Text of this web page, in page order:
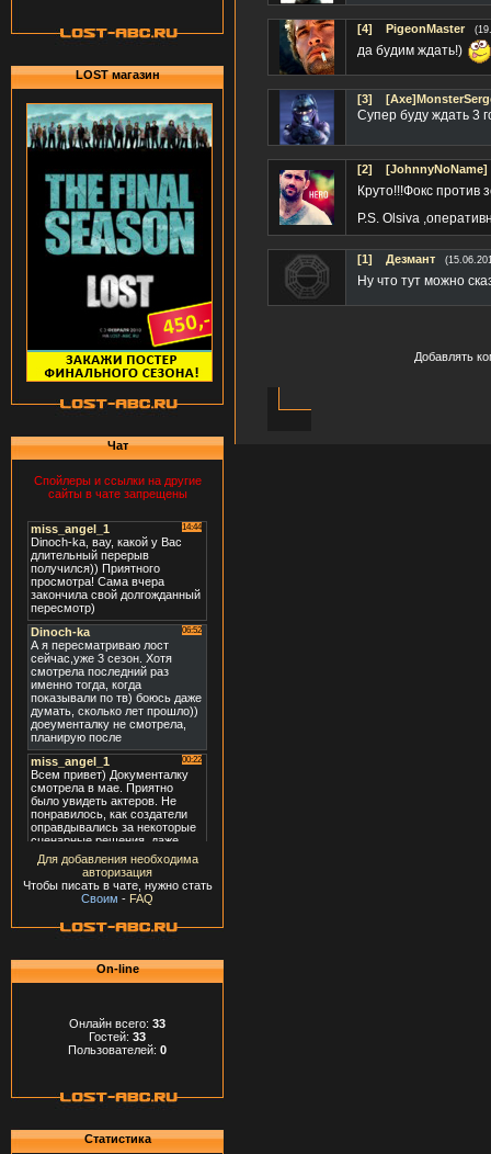
LOST магазин
Чат
Спойлеры и ссылки на другие
сайты в чате запрещены
Для добавления необходима
авторизация
Чтобы писать в чате, нужно стать
Своим - FAQ
On-line
Онлайн всего: 33
Гостей: 33
Пользователей: 0
Статистика
[4] PigeonMaster
да будим ждать!)
[3]
Супер буду ждать 3
[2] [JohnnyNoName]
Круто!!!Фокс против
P.S. Olsiva
[1] Дезмант
Ну что тут можно
Добавлять